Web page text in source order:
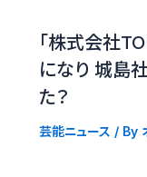
「株式会社
になり 城島
た？
芸能ニュース / By